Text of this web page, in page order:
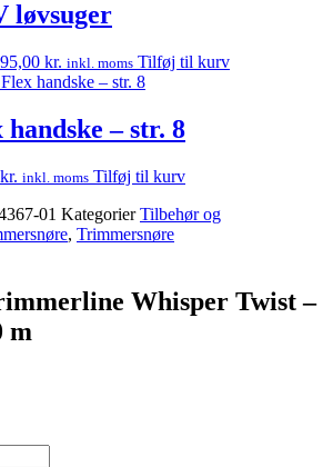
løvsuger
kr..
kr. Den
aktuelle
er:
4.495,00 kr..
inkl. moms Tilføj til kurv
– str. 8
kr. Den
pris
er:
inkl. moms Tilføj til kurv
01 Kategorier Tilbehør og
, Trimmersnøre
Whisper Twist –
m